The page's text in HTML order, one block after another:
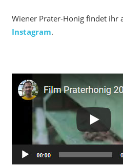
Wiener Prater-Honig findet ihr
Instagram.